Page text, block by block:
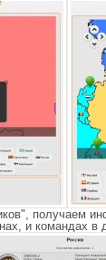
получаем
и командах в